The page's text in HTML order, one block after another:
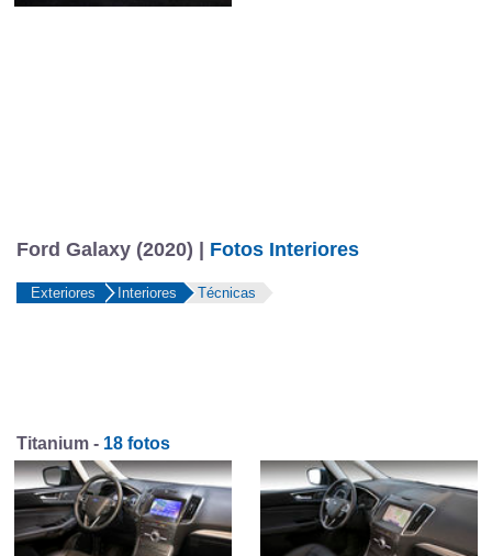
Ford Galaxy (2020) | Fotos Interiores
Exteriores Interiores Técnicas
Titanium - 18 fotos